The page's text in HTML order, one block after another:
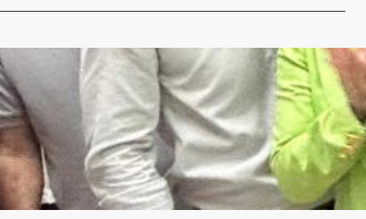
tomógrafo que funcionará na
de fevereiro de 2025
Giruá e região contará em breve, com um novo